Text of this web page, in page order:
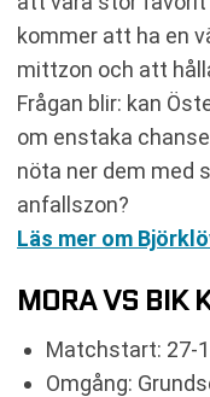
kommer att ha en
mittzon och att
Frågan blir: kan
om enstaka
nöta ner dem med
anfallszon?
Läs mer om
MORA VS BIK
Matchstart: 27-
Omgång: